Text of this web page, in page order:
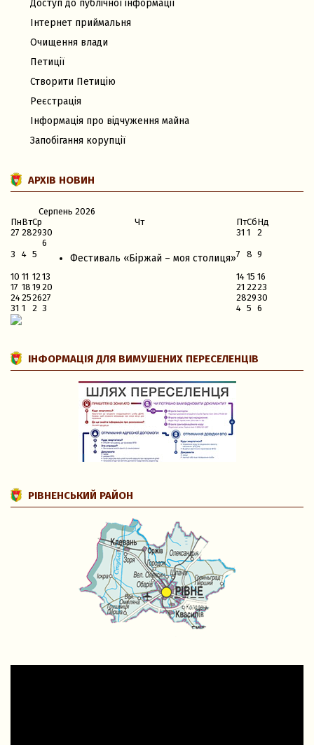
Доступ до публічної інформації
Інтернет приймальня
Очищення влади
Петиції
Створити Петицію
Реєстрація
Інформація про відчуження майна
Запобігання корупції
АРХІВ НОВИН
Серпень 2026
ПнВтСр Чт ПтСбНд
27 282930 31 1 2
3 4 5
6
Фестиваль «Біржай – моя столиця»7 8 9
10 11 1213 14 15 16
17 18 19 20 21 2223
24252627 282930
31 1 2 3 4 5 6
ІНФОРМАЦІЯ ДЛЯ ВИМУШЕНИХ ПЕРЕСЕЛЕНЦІВ
РІВНЕНСЬКИЙ РАЙОН